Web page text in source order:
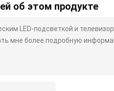
об этом продукте
LED-подсветкой и
мне более подробную